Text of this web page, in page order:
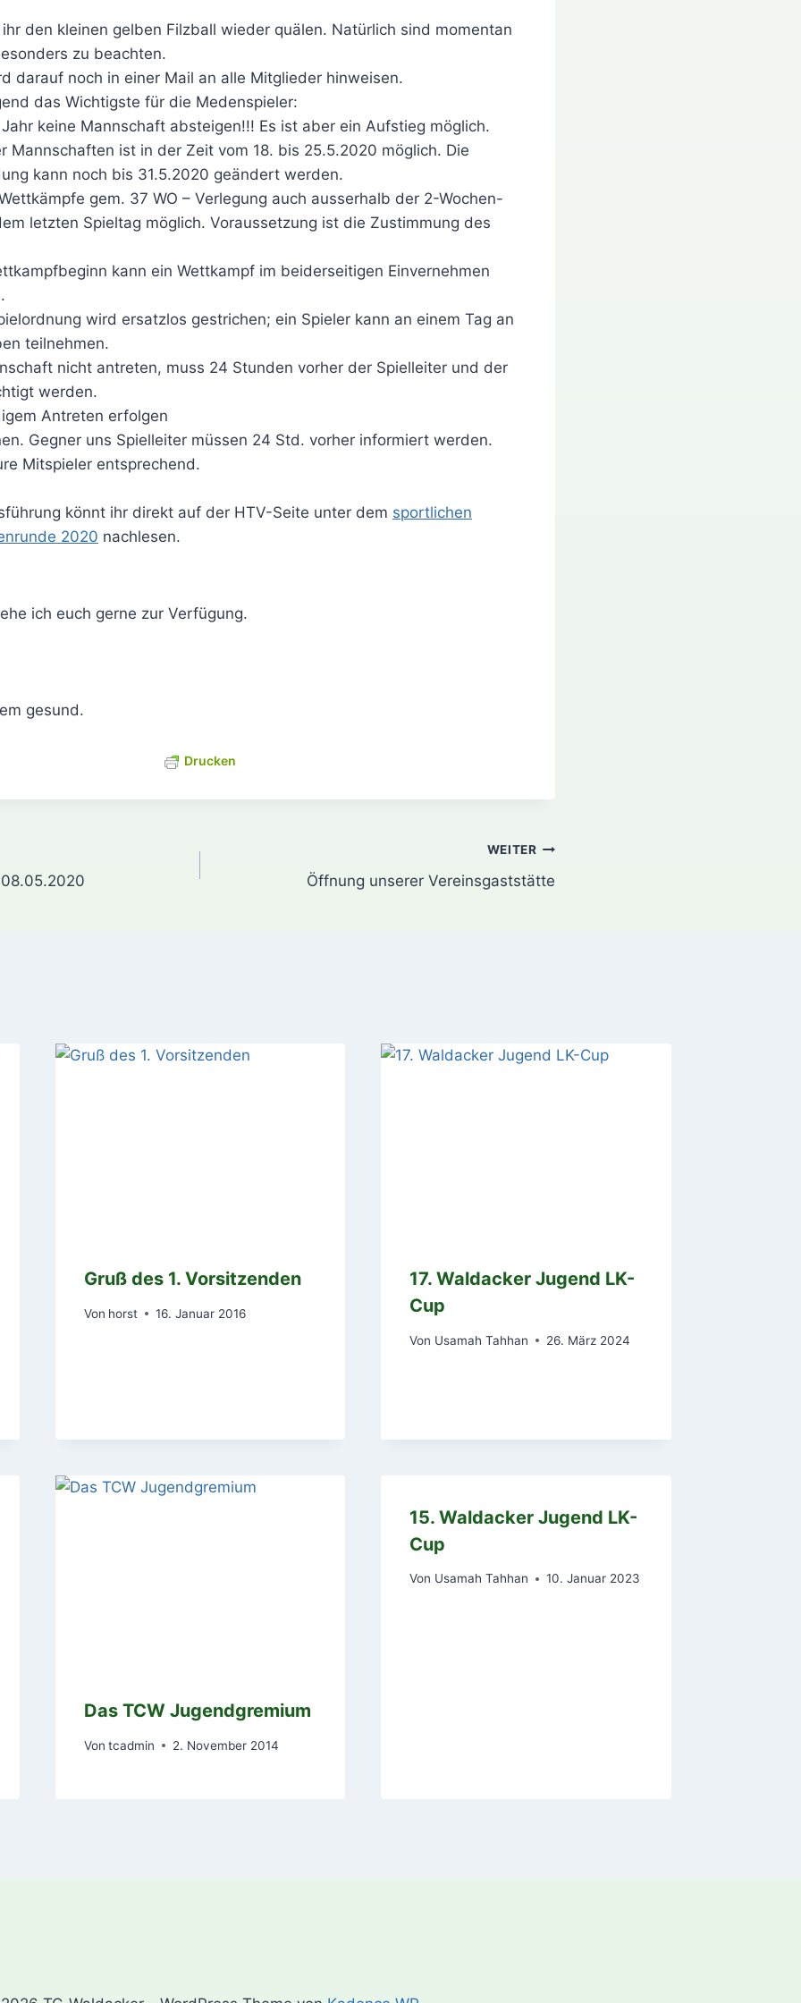
den kleinen gelben Filzball wieder quälen. Natürlich sind momentan
zu beachten.
darauf noch in einer Mail an alle Mitglieder hinweisen.
das Wichtigste für die Medenspieler:
Jahr keine Mannschaft absteigen!!! Es ist aber ein Aufstieg möglich.
Mannschaften ist in der Zeit vom 18. bis 25.5.2020 möglich. Die
kann noch bis 31.5.2020 geändert werden.
gem. 37 WO – Verlegung auch ausserhalb der 2-Wochen-
letzten Spieltag möglich. Voraussetzung ist die Zustimmung des
kann ein Wettkampf im beiderseitigen Einvernehmen
wird ersatzlos gestrichen; ein Spieler kann an einem Tag an
teilnehmen.
nicht antreten, muss 24 Stunden vorher der Spielleiter und der
werden.
Antreten erfolgen
Gegner uns Spielleiter müssen 24 Std. vorher informiert werden.
Mitspieler entsprechend.
könnt ihr direkt auf der HTV-Seite unter dem sportlichen
2020 nachlesen.
ich euch gerne zur Verfügung.
gesund.
Drucken
08.05.2020
WEITER
Öffnung unserer Vereinsgaststätte
Gruß des 1. Vorsitzenden
Von horst 16. Januar 2016
17. Waldacker Jugend LK-
Cup
Von Usamah Tahhan 26. März 2024
Das TCW Jugendgremium
Von tcadmin 2. November 2014
15. Waldacker Jugend LK-
Cup
Von Usamah Tahhan 10. Januar 2023